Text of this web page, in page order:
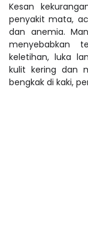
Kesan
penyakit mata,
dan anemia.
menyebabkan
keletihan, luka
kulit kering dan
bengkak di kaki,